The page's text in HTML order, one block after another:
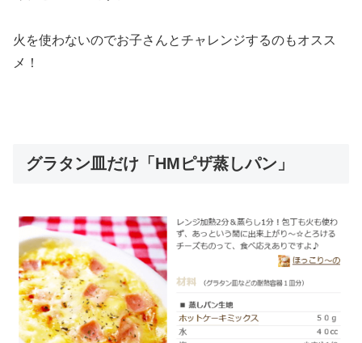
火を使わないのでお子さんとチャレンジするのもオスス
メ！
グラタン皿だけ「HMピザ蒸しパン」